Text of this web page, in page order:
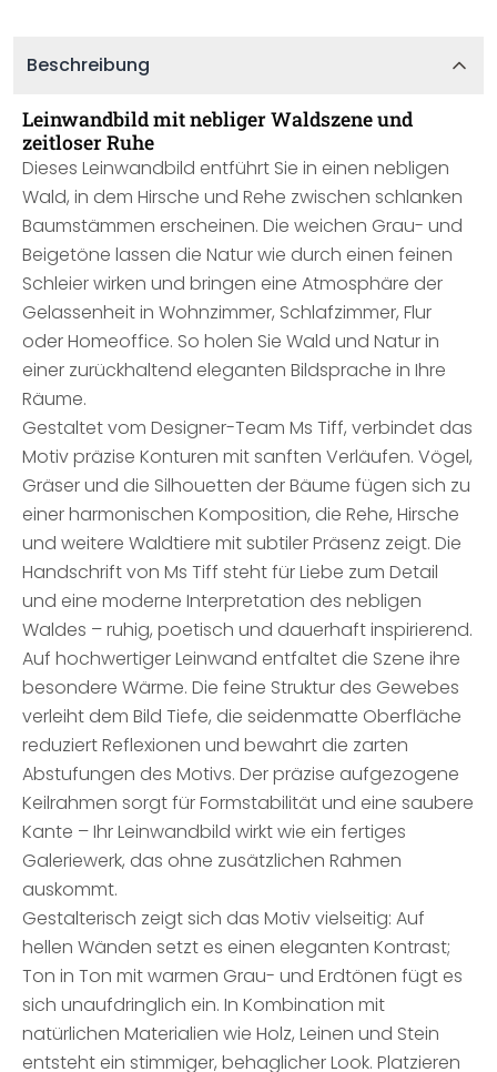
Beschreibung
Leinwandbild mit nebliger Waldszene und
zeitloser Ruhe
Dieses Leinwandbild entführt Sie in einen nebligen
Wald, in dem Hirsche und Rehe zwischen schlanken
Baumstämmen erscheinen. Die weichen Grau- und
Beigetöne lassen die Natur wie durch einen feinen
Schleier wirken und bringen eine Atmosphäre der
Gelassenheit in Wohnzimmer, Schlafzimmer, Flur
oder Homeoffice. So holen Sie Wald und Natur in
einer zurückhaltend eleganten Bildsprache in Ihre
Räume.
Gestaltet vom Designer-Team Ms Tiff, verbindet das
Motiv präzise Konturen mit sanften Verläufen. Vögel,
Gräser und die Silhouetten der Bäume fügen sich zu
einer harmonischen Komposition, die Rehe, Hirsche
und weitere Waldtiere mit subtiler Präsenz zeigt. Die
Handschrift von Ms Tiff steht für Liebe zum Detail
und eine moderne Interpretation des nebligen
Waldes – ruhig, poetisch und dauerhaft inspirierend.
Auf hochwertiger Leinwand entfaltet die Szene ihre
besondere Wärme. Die feine Struktur des Gewebes
verleiht dem Bild Tiefe, die seidenmatte Oberfläche
reduziert Reflexionen und bewahrt die zarten
Abstufungen des Motivs. Der präzise aufgezogene
Keilrahmen sorgt für Formstabilität und eine saubere
Kante – Ihr Leinwandbild wirkt wie ein fertiges
Galeriewerk, das ohne zusätzlichen Rahmen
auskommt.
Gestalterisch zeigt sich das Motiv vielseitig: Auf
hellen Wänden setzt es einen eleganten Kontrast;
Ton in Ton mit warmen Grau- und Erdtönen fügt es
sich unaufdringlich ein. In Kombination mit
natürlichen Materialien wie Holz, Leinen und Stein
entsteht ein stimmiger, behaglicher Look. Platzieren